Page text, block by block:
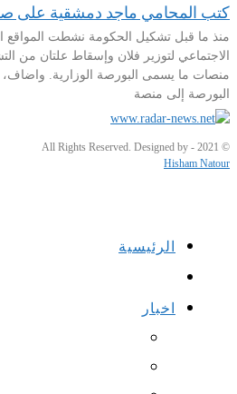
كتب المحامي ماجد دمشقية على
منذ ما قبل تشكيل الحكومة نشطت المواقع
الاجتماعي لتوزير فلان وإسقاط علتان من
منصات ما يسمى البورصة الوزارية. واضاف،
البورصة إلى منصة
© 2021 - All Rights Reserved. Designed by
Hisham Natour
الرئيسية
اخبار